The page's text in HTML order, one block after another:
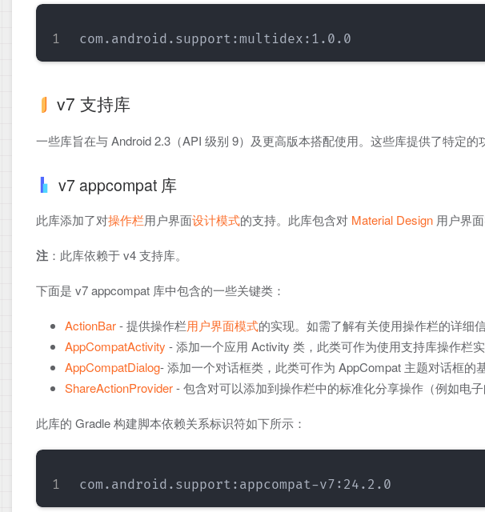
v7 支持库
一些库旨在与 Android 2.3（API 级别 9）及更高版本搭配使用。这些库提供了特定
v7 appcompat 库
此库添加了对操作栏用户界面设计模式的支持。此库包含对 Material Design 用户界
注 ：此库依赖于 v4 支持库。
下面是 v7 appcompat 库中包含的一些关键类：
ActionBar- 提供操作栏用户界面模式的实现。如需了解有关使用操作栏的详细
AppCompatActivity - 添加一个应用 Activity 类，此类可作为使用支持库操作栏实
AppCompatDialog- 添加一个对话框类，此类可作为 AppCompat 主题对话框的基
ShareActionProvider- 包含对可以添加到操作栏中的标准化分享操作（例如电
此库的 Gradle 构建脚本依赖关系标识符如下所示：